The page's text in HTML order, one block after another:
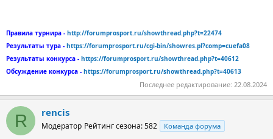
Правила турнира - http://forumprosport.ru/showthread.php?t=22474
Результаты тура - https://forumprosport.ru/cgi-bin/showres.pl?comp=cuefa08
Результаты конкурса - https://forumprosport.ru/showthread.php?t=40612
Обсуждение конкурса - https://forumprosport.ru/showthread.php?t=40613
Последнее редактирование: 22.08.2024
R rencis
Модератор Рейтинг сезона: 582 Команда форума